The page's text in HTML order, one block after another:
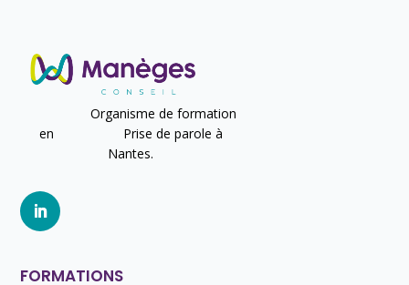
Organisme de formation
en Prise de parole à
Nantes.
FORMATIONS